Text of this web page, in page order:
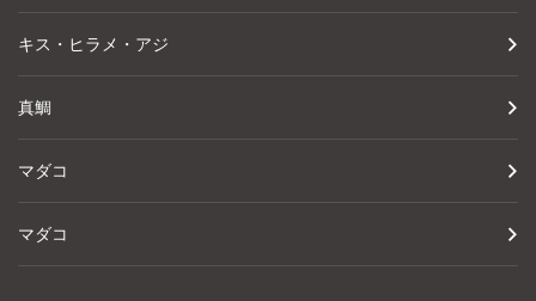
キス・ヒラメ・アジ
真鯛
マダコ
マダコ